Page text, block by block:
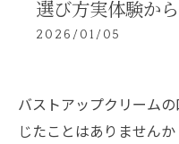
選び方実体験か
2026/01/05
バストアップクリーム
じたことはありません